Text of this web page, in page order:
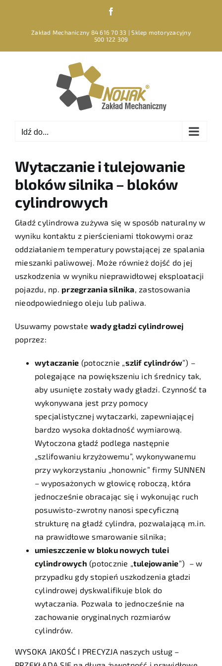
zawartościZakład Mechaniczny 84 616 70 33 | Sklep motoryzacyjny
500 122 309
Idź do...
Wytaczanie i tulejowanie
bloków silnika – bloków
cylindrowych
Gładź cylindrowa zużywa się w sposób naturalny w
wyniku kontaktu z pierścieniami tłokowymi oraz
oddziałaniem temperatury powstającej ze spalania
mieszanki paliwowej. Może również dojść do jej
uszkodzenia w wyniku nieprawidłowej eksploatacji
pojazdu, np. przegrzania silnika, zastosowania
nieodpowiedniego oleju lub paliwa.
Usuwamy powstałewady gładzi cylindrowej
poprzez:
wytaczanie (potocznie „szlif cylindrów”) –
polegające na powiększeniu ich średnicy tak,
aby usunięte zostały wady gładzi. Czynność ta
wykonywana jest przy pomocy
specjalistycznej wytaczarki, zapewniającej
bardzo wysoka dokładność wymiarową.
Wytoczona gładź podlega następnie
„szlifowaniu krzyżowemu”, wykonywanemu
przy wykorzystaniu „honownic” firmy SUNNEN
– wyposażonych w głowicę roboczą, która
jednocześnie obracając się i wykonując ruch
posuwisto-zwrotny nanosi specyficzną
strukturę na gładź cylindra, pozwalającą m.in.
na prawidłowe smarowanie silnika;
umieszczenie w bloku nowych tulei
cylindrowych (potocznie „tulejowanie”) – w
przypadku gdy stopień uszkodzenia gładzi
cylindrowej dyskwalifikuje blok do
wytaczania. Pozwala to jednocześnie na
zachowanie oryginalnych rozmiarów
cylindrów.
WYSOKA JAKOŚĆ I PRECYZJA naszych usług –